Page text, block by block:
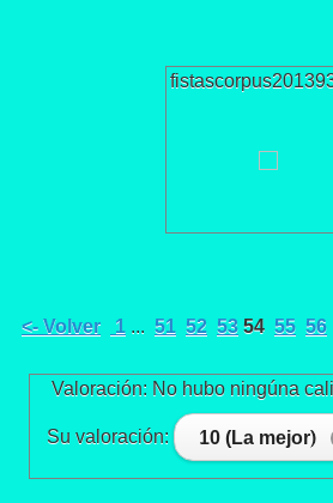
<- Volver 1 ... 51 52 53 54 55 56
Valoración: No hubo ningúna
Su valoración: 10 (La mejor)